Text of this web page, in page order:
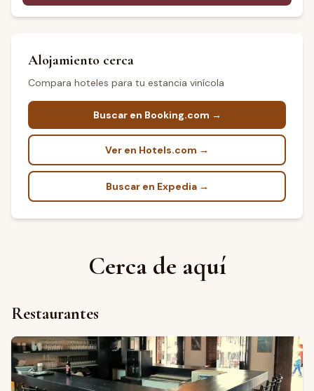
Alojamiento cerca
Compara hoteles para tu estancia vinícola
Buscar en Booking.com →
Ver en Hotels.com →
Buscar en Expedia →
Cerca de aquí
Restaurantes